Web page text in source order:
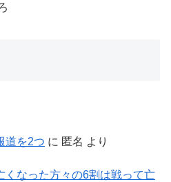
道を2つ に 匿名 より
くなった方々の6割は戦って亡